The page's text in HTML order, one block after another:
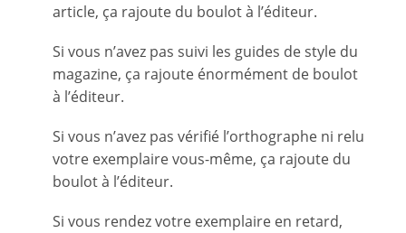
article, ça rajoute du boulot à l’éditeur.
Si vous n’avez pas suivi les guides de style du
magazine, ça rajoute énormément de boulot
à l’éditeur.
Si vous n’avez pas vérifié l’orthographe ni relu
votre exemplaire vous-même, ça rajoute du
boulot à l’éditeur.
Si vous rendez votre exemplaire en retard,